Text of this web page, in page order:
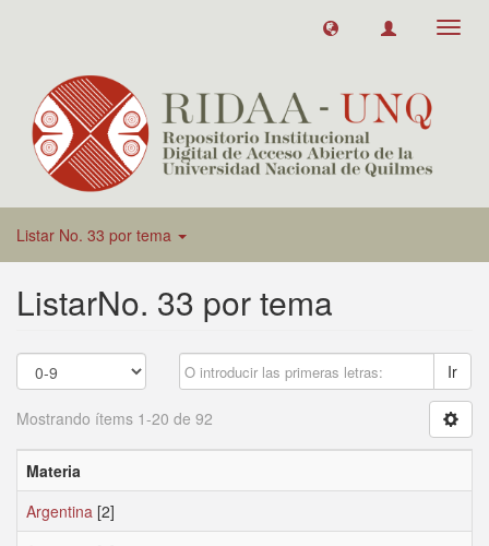
Listar No. 33 por tema
ListarNo. 33 por tema
Ir
Mostrando ítems 1-20 de 92
Materia
Argentina [2]